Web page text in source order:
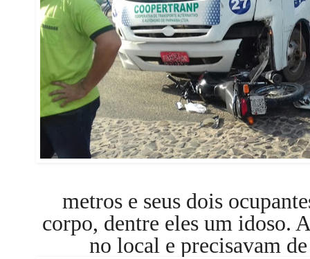
metros e seus dois
corpo, dentre eles um idoso.
no local e precisavam